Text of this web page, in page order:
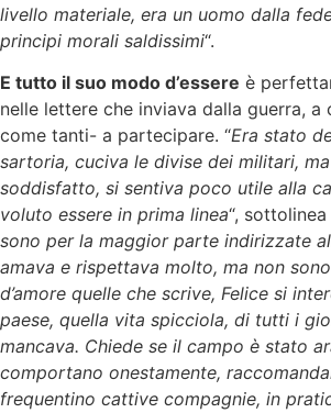
livello materiale, era un uomo dalla
principi morali saldissimi“.
E tutto il suo modo d’essere è
nelle lettere che inviava dalla guerra,
come tanti- a partecipare. “Era stato
sartoria, cuciva le divise dei militari,
soddisfatto, si sentiva poco utile alla
voluto essere in prima linea“, sottolinea
sono per la maggior parte indirizzate
amava e rispettava molto, ma non
d’amore quelle che scrive, Felice si
paese, quella vita spicciola, di tutti i
mancava. Chiede se il campo è stato
comportano onestamente,
frequentino cattive compagnie, in